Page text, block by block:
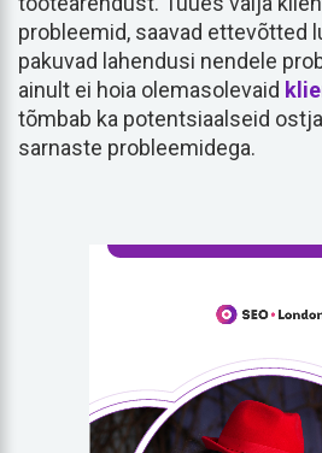
probleemid, saavad ettevõtted
pakuvad lahendusi nendele
ainult ei hoia olemasolevaid
tõmbab ka potentsiaalseid
sarnaste probleemidega.